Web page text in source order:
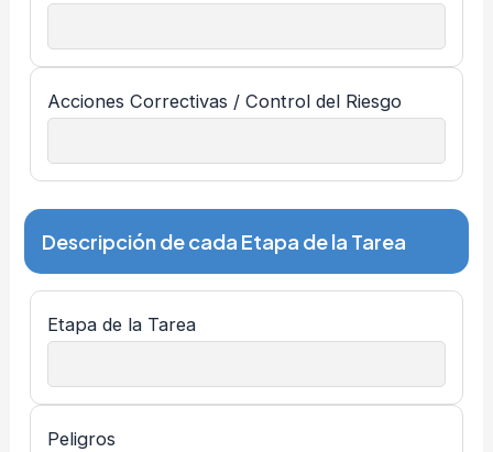
Acciones Correctivas / Control del Riesgo
Descripción de cada Etapa de la Tarea
Etapa de la Tarea
Peligros